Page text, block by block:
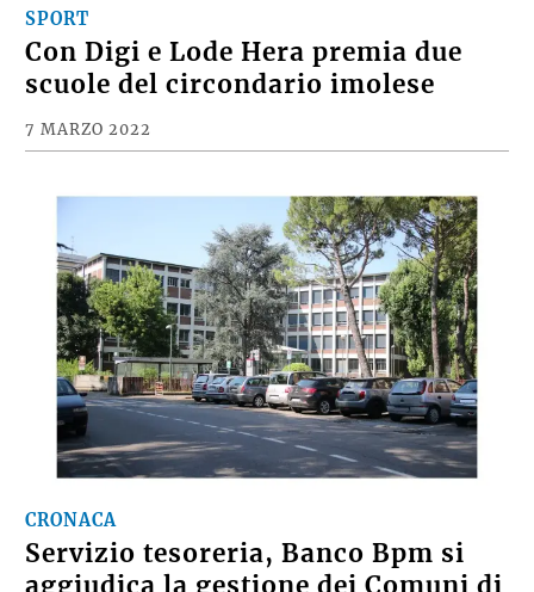
SPORT
Con Digi e Lode Hera premia due
scuole del circondario imolese
7 MARZO 2022
CRONACA
Servizio tesoreria, Banco Bpm si
aggiudica la gestione dei Comuni di